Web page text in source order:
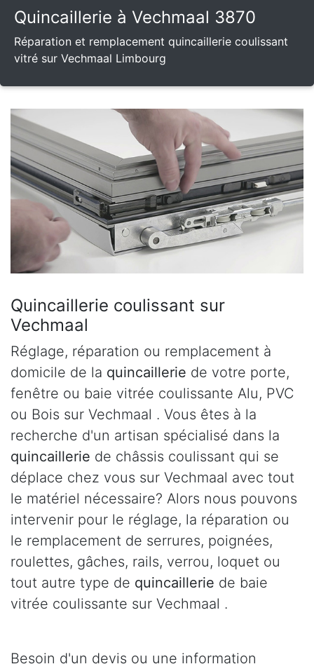
Quincaillerie à Vechmaal 3870
Réparation et remplacement quincaillerie coulissant
vitré sur Vechmaal Limbourg
Quincaillerie coulissant sur
Vechmaal
Réglage, réparation ou remplacement à
domicile de la quincaillerie de votre porte,
fenêtre ou baie vitrée coulissante Alu, PVC
ou Bois sur Vechmaal . Vous êtes à la
recherche d'un artisan spécialisé dans la
quincaillerie de châssis coulissant qui se
déplace chez vous sur Vechmaal avec tout
le matériel nécessaire? Alors nous pouvons
intervenir pour le réglage, la réparation ou
le remplacement de serrures, poignées,
roulettes, gâches, rails, verrou, loquet ou
tout autre type de quincaillerie de baie
vitrée coulissante sur Vechmaal .
Besoin d'un devis ou une information